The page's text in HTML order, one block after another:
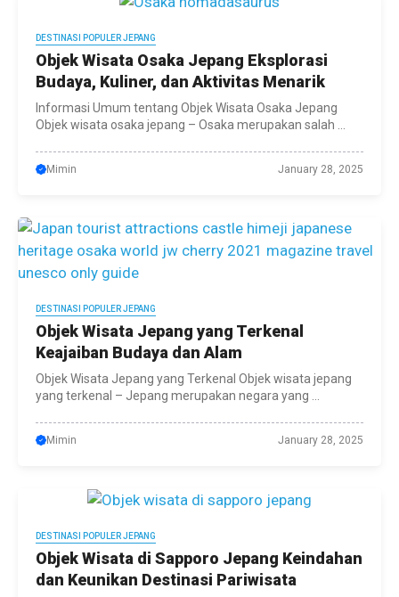
DESTINASI POPULER JEPANG
Objek Wisata Osaka Jepang Eksplorasi
Budaya, Kuliner, dan Aktivitas Menarik
Informasi Umum tentang Objek Wisata Osaka Jepang
Objek wisata osaka jepang – Osaka merupakan salah ...
Mimin January 28, 2025
DESTINASI POPULER JEPANG
Objek Wisata Jepang yang Terkenal
Keajaiban Budaya dan Alam
Objek Wisata Jepang yang Terkenal Objek wisata jepang
yang terkenal – Jepang merupakan negara yang ...
Mimin January 28, 2025
DESTINASI POPULER JEPANG
Objek Wisata di Sapporo Jepang Keindahan
dan Keunikan Destinasi Pariwisata